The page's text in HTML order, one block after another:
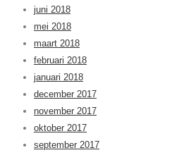
juni 2018
mei 2018
maart 2018
februari 2018
januari 2018
december 2017
november 2017
oktober 2017
september 2017